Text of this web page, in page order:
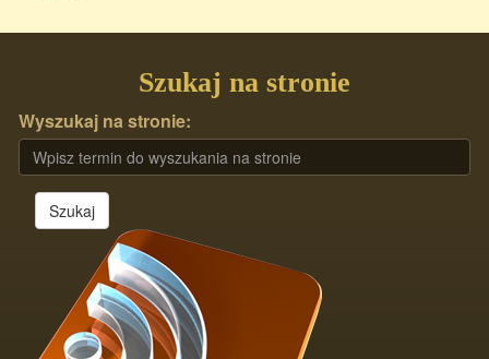
Szukaj na stronie
Wyszukaj na stronie:
Szukaj